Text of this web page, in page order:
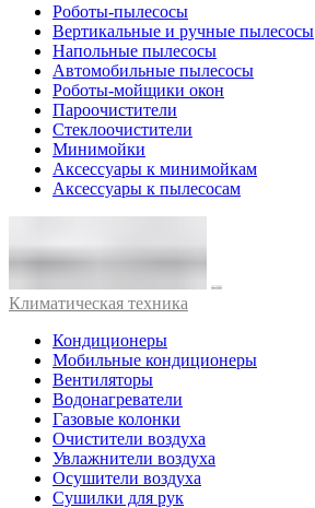
Роботы-пылесосы
Вертикальные и ручные пылесосы
Напольные пылесосы
Автомобильные пылесосы
Роботы-мойщики окон
Пароочистители
Стеклоочистители
Минимойки
Аксессуары к минимойкам
Аксессуары к пылесосам
Климатическая техника
Кондиционеры
Мобильные кондиционеры
Вентиляторы
Водонагреватели
Газовые колонки
Очистители воздуха
Увлажнители воздуха
Осушители воздуха
Сушилки для рук